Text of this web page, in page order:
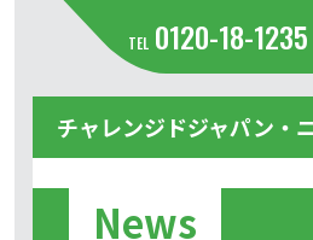
TEL 0120-18-1235
チャレンジドジャパン・
News